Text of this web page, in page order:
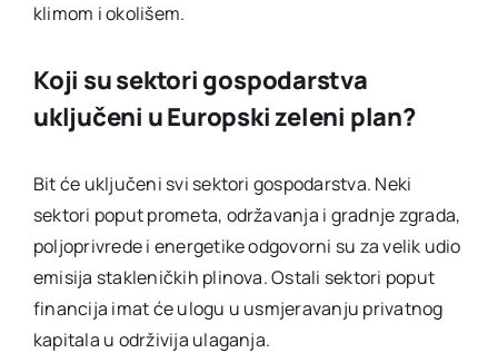
klimom i okolišem.
Koji su sektori gospodarstva
uključeni u Europski zeleni plan?
Bit će uključeni svi sektori gospodarstva. Neki
sektori poput prometa, održavanja i gradnje zgrada,
poljoprivrede i energetike odgovorni su za velik udio
emisija stakleničkih plinova. Ostali sektori poput
financija imat će ulogu u usmjeravanju privatnog
kapitala u održivija ulaganja.